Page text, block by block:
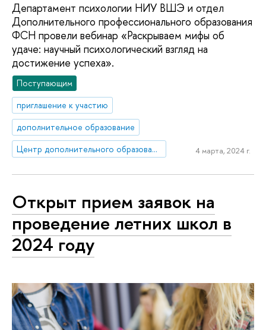
Департамент психологии НИУ ВШЭ и отдел
Дополнительного профессионального образования
ФСН провели вебинар «Раскрываем мифы об
удаче: научный психологический взгляд на
достижение успеха».
Поступающим
приглашение к участию
дополнительное образование
Центр дополнительного образования
4 марта, 2024 г.
Открыт прием заявок на
проведение летних школ в
2024 году